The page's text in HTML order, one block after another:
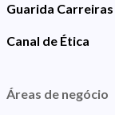
Guarida Carreiras
Canal de Ética
Áreas de negócio